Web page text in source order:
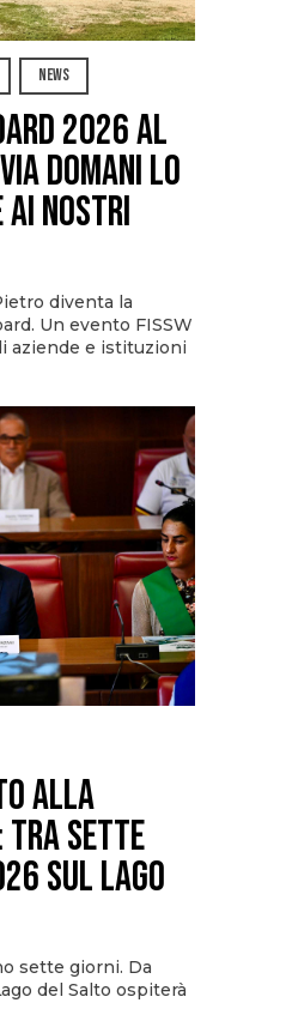
NEWS
2026 al
domani lo
ai nostri
diventa la
Un evento FISSW
aziende e istituzioni
alla
tra sette
sul Lago
sette giorni. Da
del Salto ospiterà